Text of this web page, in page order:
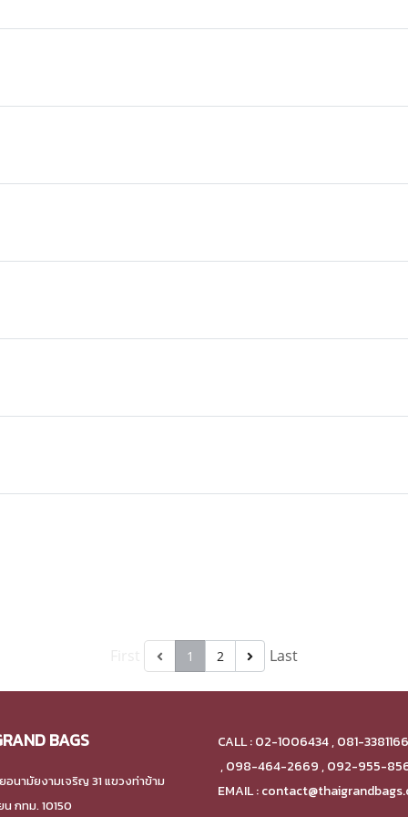
1 2 Last
BAGS
อนามัยงามเจริญ 31 แขวงท่าข้าม
กทม. 10150
CALL : 02-1006434 , 081-3381166
,098-464-2669 , 092-955-
EMAIL :